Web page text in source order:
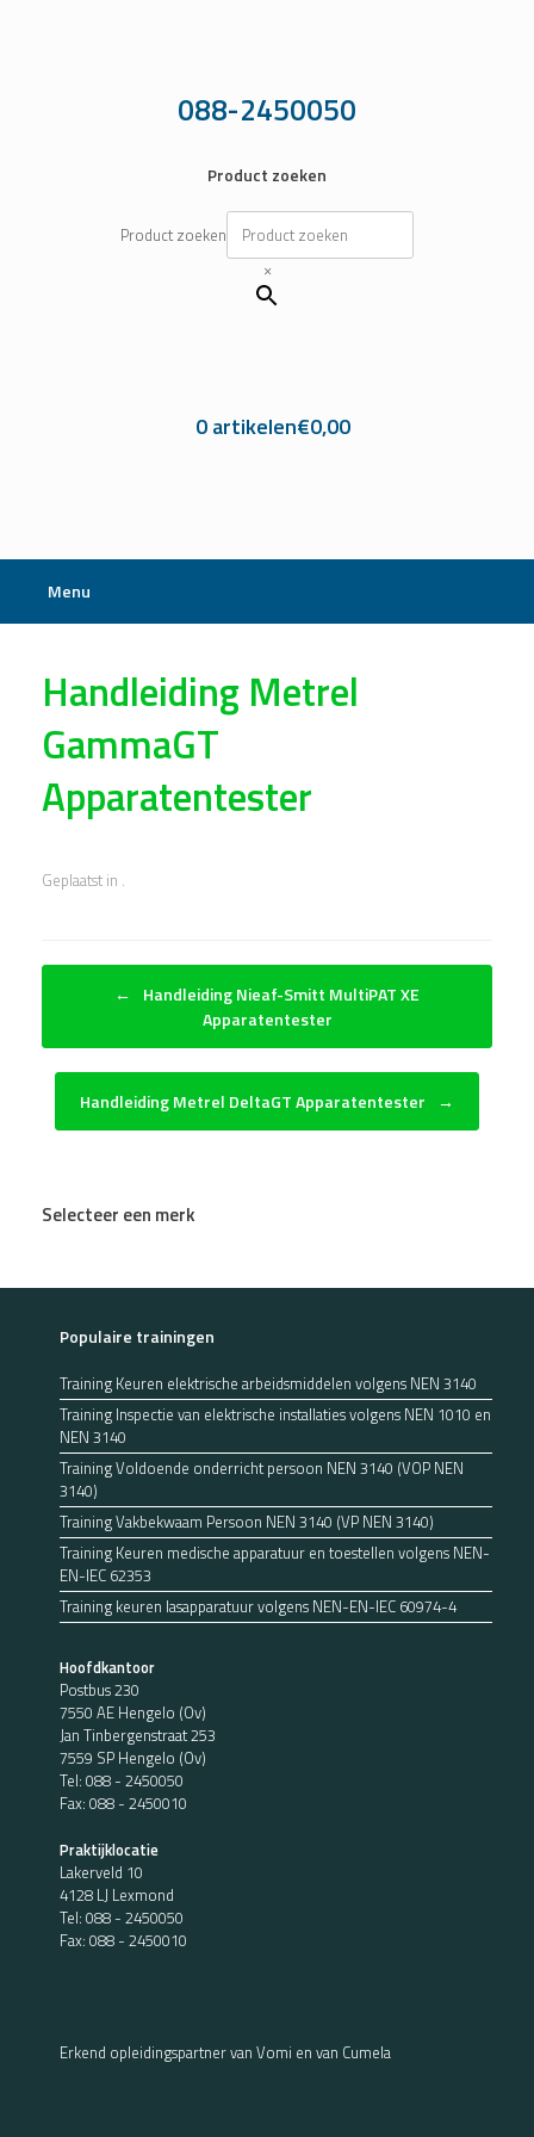
088-2450050
Product zoeken
Product zoeken
×
0 artikelen€0,00
Menu
Handleiding Metrel
GammaGT
Apparatentester
Geplaatst in .
Bericht navigatie
←
Handleiding Nieaf-Smitt MultiPAT XE
Apparatentester
Handleiding Metrel DeltaGT Apparatentester →
Selecteer een merk
Populaire trainingen
Training Keuren elektrische arbeidsmiddelen volgens NEN 3140
Training Inspectie van elektrische installaties volgens NEN 1010 en
NEN 3140
Training Voldoende onderricht persoon NEN 3140 (VOP NEN
3140)
Training Vakbekwaam Persoon NEN 3140 (VP NEN 3140)
Training Keuren medische apparatuur en toestellen volgens NEN-
EN-IEC 62353
Training keuren lasapparatuur volgens NEN-EN-IEC 60974-4
Hoofdkantoor
Postbus 230
7550 AE Hengelo (Ov)
Jan Tinbergenstraat 253
7559 SP Hengelo (Ov)
Tel: 088 - 2450050
Fax: 088 - 2450010
Praktijklocatie
Lakerveld 10
4128 LJ Lexmond
Tel: 088 - 2450050
Fax: 088 - 2450010
Erkend opleidingspartner van Vomi en van Cumela